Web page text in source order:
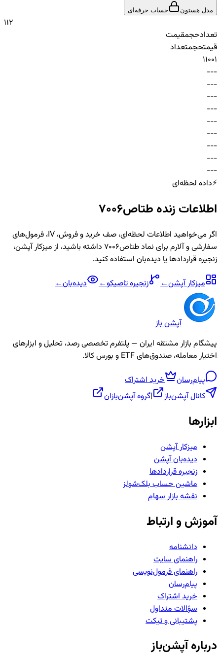
مدل هستون حساب حرفه‌ای
112
تعدادحجمقیمت
قیمتحجمتعداد
11001
-
-
-
-
-
-
-
-
-
-
-
-
-
-
-
-
-
-
-
-
-
-
-
-
-
-
-
⚡داده لحظه‌ای
اطلاعات زنده طتاص7006
اگر می‌خواهید اطلاعات لحظه‌ای، صف خرید و فروش، IV، فرمول‌های
سفارشی و آلارم برای نمادطتاص7006
داشته باشید، از میزکار آپشن،
زنجیره قراردادها یا دیده‌بان استفاده کنید.
میزکار آپشن← زنجیرهتاصیکو← دیده‌بان←
آپشن باز
پیشگام بازار مشتقه ایران — پلتفرم تخصصی رصد، تحلیل و ابزارهای
اختیار معامله، صندوق‌های ETF و بورس کالا.
پیام‌رسان
خرید اشتراک
کانال آپشن‌باز
|گروه آپشن‌بازان
ابزارها
میزکار آپشن
دیده‌بان آپشن
زنجیره قراردادها
ماشین حساب بلک‌شولز
نقشه بازار سهام
آموزش و ارتباط
دانشنامه
راهنمای سایت
راهنمای فرمول‌نویسی
پیام‌رسان
خرید اشتراک
سؤالات متداول
پشتیبانی و تیکت
درباره آپشن‌باز